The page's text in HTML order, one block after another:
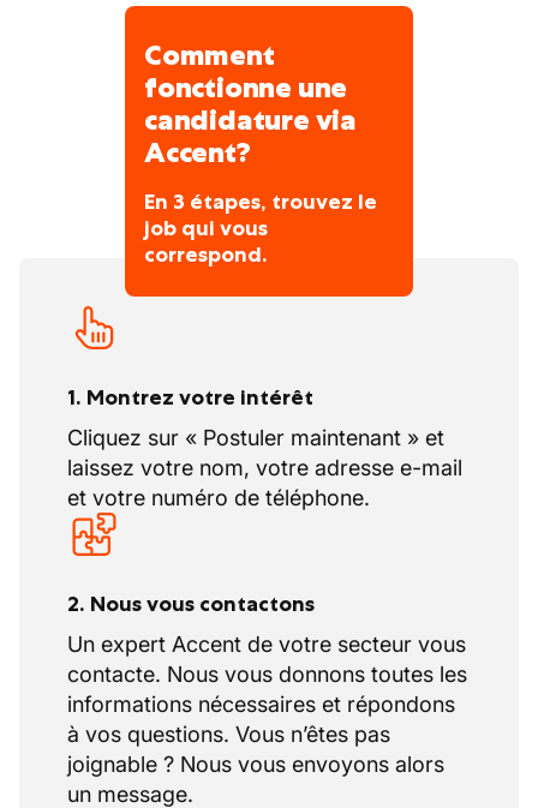
Comment
fonctionne une
candidature via
Accent?
En 3 étapes, trouvez le
job qui vous
correspond.
1. Montrez votre intérêt
Cliquez sur « Postuler maintenant » et
laissez votre nom, votre adresse e-mail
et votre numéro de téléphone.
2. Nous vous contactons
Un expert Accent de votre secteur vous
contacte. Nous vous donnons toutes les
informations nécessaires et répondons
à vos questions. Vous n’êtes pas
joignable ? Nous vous envoyons alors
un message.